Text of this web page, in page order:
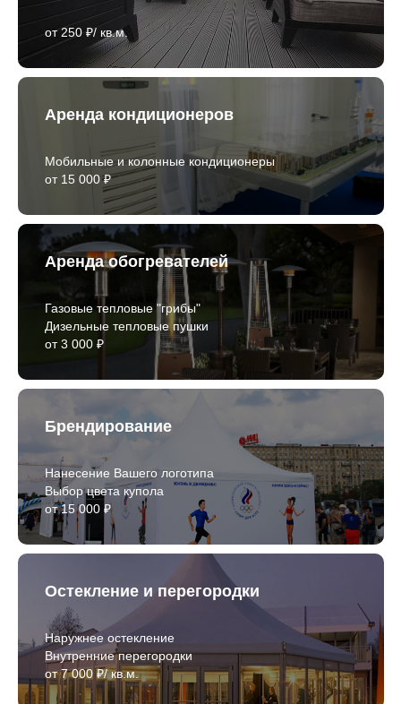
от 250 ₽/ кв.м.
Аренда кондиционеров
Мобильные и колонные кондиционеры
от 15 000 ₽
Аренда обогревателей
Газовые тепловые "грибы"
Дизельные тепловые пушки
от 3 000 ₽
Брендирование
Нанесение Вашего логотипа
Выбор цвета купола
от 15 000 ₽
Остекление и перегородки
Наружнее остекление
Внутренние перегородки
от 7 000 ₽/ кв.м.